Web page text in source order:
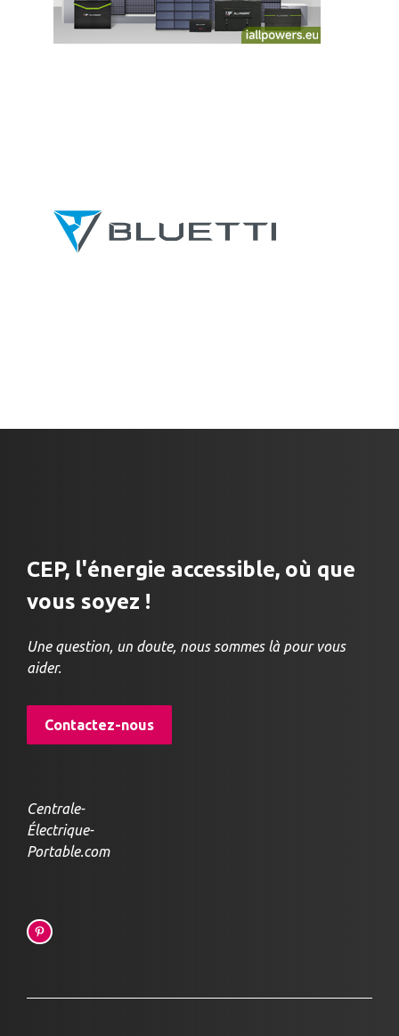
CEP, l'énergie accessible, où que
vous soyez !
Une question, un doute, nous sommes là pour vous
aider.
Contactez-nous
Centrale-
Électrique-
Portable.com